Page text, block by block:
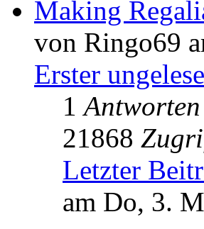
Making
von Ringo69
Erster
1Antworten
21868
Letzter
am Do, 3.